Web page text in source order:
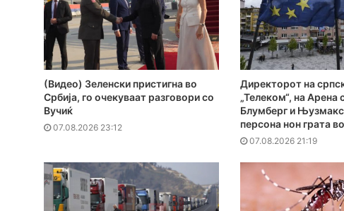
(Видео) Зеленски пристигна во
Србија, го очекуваат разговори со
Вучиќ
07.08.2026 23:12
Директорот на
„Телеком“, на Арена
Блумберг и Њузмакс
персона нон грата
07.08.2026 21:19